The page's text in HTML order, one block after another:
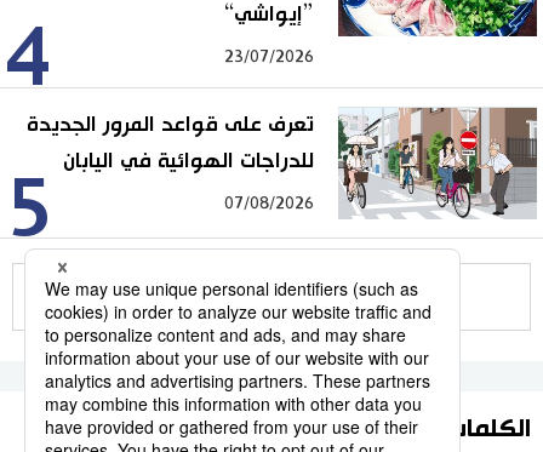
4
”إيواشي“
23/07/2026
5
تعرف على قواعد المرور الجديدة
للدراجات الهوائية في اليابان
07/08/2026
للمزيد
الكلمات الأكثر بحثا